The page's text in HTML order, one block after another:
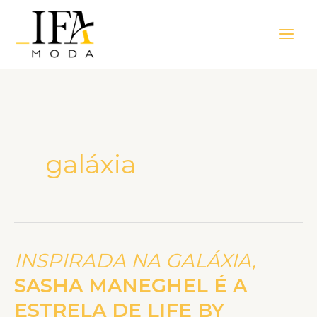
Menu
galáxia
INSPIRADA NA GALÁXIA,
SASHA MANEGHEL É A
ESTRELA DE LIFE BY
INSPIRADA
NA
GALÁXIA,
SASHA